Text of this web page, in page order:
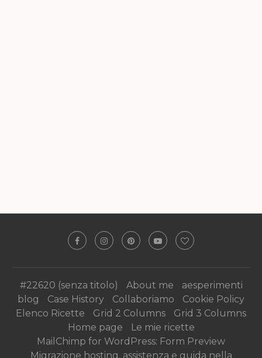
#22620 (senza titolo) About me
aesperimenti
blog
Case History Collaboriamo
Cookie Policy
Elenco Ricette
Grid 2 Columns
Grid 3 Columns
Home page
Le mie ricette
MailChimp for WordPress: Form Preview
Migrazione hosting, assistenza e guida nella